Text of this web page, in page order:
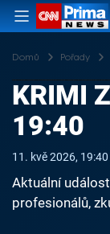
Domů Pořady
KRIMI
19:40
11. kvě 2026, 19:40
Aktuální
profesionálů,